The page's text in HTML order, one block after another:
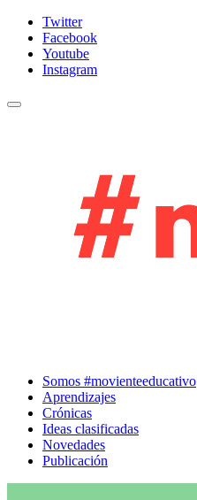
Twitter
Facebook
Youtube
Instagram
Cambiar navegación
Somos #movienteeducativo
Aprendizajes
Crónicas
Ideas clasificadas
Novedades
Publicación